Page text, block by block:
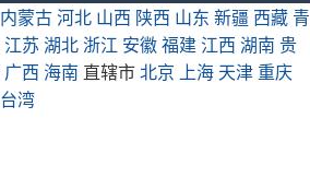
内蒙古河北 山西 陕西 山东 新疆 西藏 青
江苏 湖北 浙江 安徽福建 江西 湖南 贵
广西 海南 直辖市北京 上海 天津 重庆
台湾